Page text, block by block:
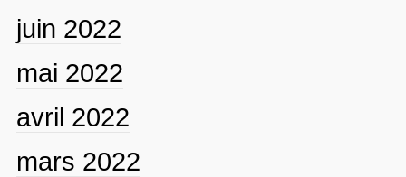
juin 2022
mai 2022
avril 2022
mars 2022